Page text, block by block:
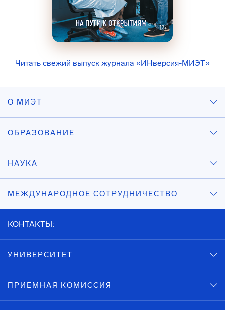
Читать свежий выпуск журнала «ИНверсия-МИЭТ»
О МИЭТ
ОБРАЗОВАНИЕ
НАУКА
МЕЖДУНАРОДНОЕ СОТРУДНИЧЕСТВО
КОНТАКТЫ:
УНИВЕРСИТЕТ
ПРИЕМНАЯ КОМИССИЯ